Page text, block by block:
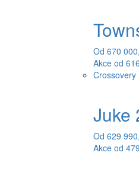
Od 670
Akce od
Crossovery
Juke
Od 629
Akce od